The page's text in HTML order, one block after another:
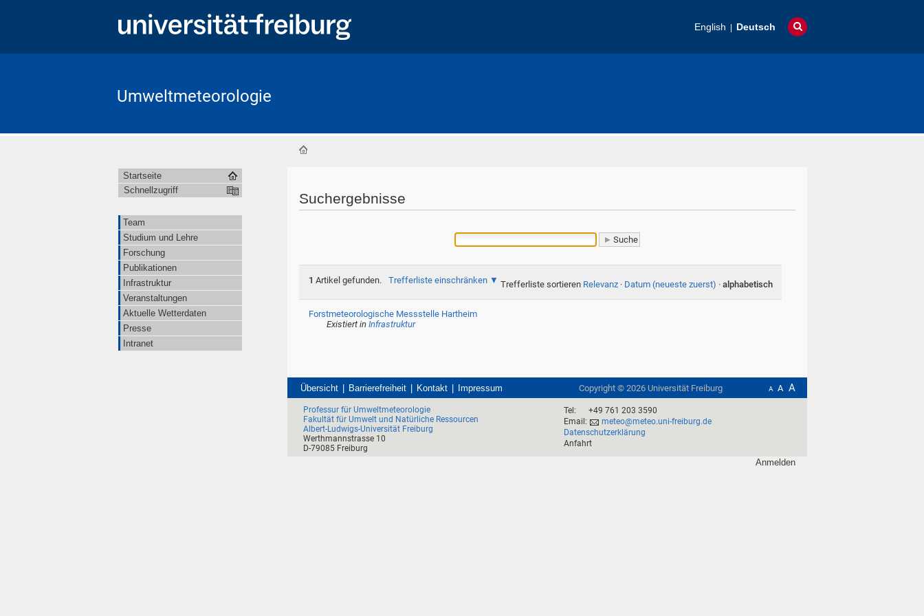
English Deutsch
Umweltmeteorologie
Suchergebnisse
1 Artikel gefunden. Trefferliste einschränken Trefferliste sortieren Relevanz · Datum (neueste zuerst) · alphabetisch
Forstmeteorologische Messstelle Hartheim
Existiert in Infrastruktur
Startseite
Schnellzugriff
Team
Studium und Lehre
Forschung
Publikationen
Infrastruktur
Veranstaltungen
Aktuelle Wetterdaten
Presse
Intranet
Übersicht Barrierefreiheit Kontakt Impressum A A A
Copyright © 2026Universität Freiburg
Professur für Umweltmeteorologie
Fakultät für Umwelt und Natürliche Ressourcen
Albert-Ludwigs-Universität Freiburg
Werthmannstrasse 10
D-79085 Freiburg
Tel:
+49 761 203 3590
Email:
meteo@meteo.uni-freiburg.de
Datenschutzerklärung
Anfahrt
Anmelden